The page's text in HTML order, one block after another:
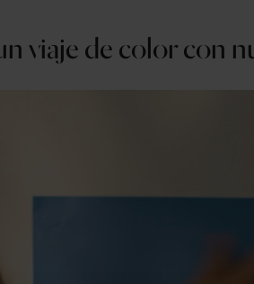
viaje de color con